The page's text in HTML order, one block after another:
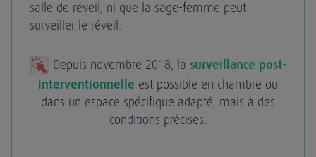
salle de réveil, ni que la sage-femme peut
surveiller le réveil.
Depuis novembre 2018, la surveillance post-
interventionnelle est possible en chambre ou
dans un espace spécifique adapté, mais à des
conditions précises.